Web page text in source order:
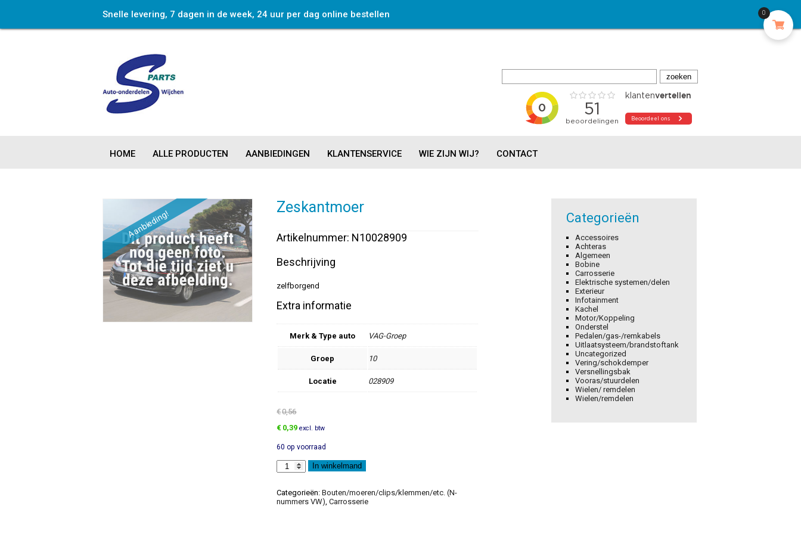
Snelle levering, 7 dagen in de week, 24 uur per dag online bestellen
HOME ALLE PRODUCTEN AANBIEDINGEN KLANTENSERVICE WIE ZIJN WIJ? CONTACT
Aanbieding!
Zeskantmoer
Artikelnummer: N10028909
Beschrijving
zelfborgend
Extra informatie
Merk & Type auto VAG-Groep
Groep 10
Locatie 028909
€0,56
Oorspronkelijke
was:
€0,56.
€ 0,39Huidige
is:
€0,39.
excl. btw
60 op voorraad
Zeskantmoer
aantal
In winkelmand
Categorieën:Bouten/moeren/clips/klemmen/etc. (N-
nummers VW) ,Carrosserie
Categorieën
Accessoires
Achteras
Algemeen
Bobine
Carrosserie
Elektrische systemen/delen
Exterieur
Infotainment
Kachel
Motor/Koppeling
Onderstel
Pedalen/gas-/remkabels
Uitlaatsysteem/brandstoftank
Uncategorized
Vering/schokdemper
Versnellingsbak
Vooras/stuurdelen
Wielen/ remdelen
Wielen/remdelen
0